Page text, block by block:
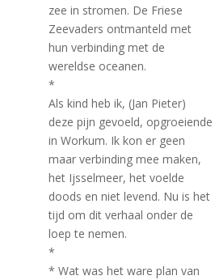
zee in stromen. De Friese
Zeevaders ontmanteld met
hun verbinding met de
wereldse oceanen.
*
Als kind heb ik, (Jan Pieter)
deze pijn gevoeld, opgroeiende
in Workum. Ik kon er geen
maar verbinding mee maken,
het Ijsselmeer, het voelde
doods en niet levend. Nu is het
tijd om dit verhaal onder de
loep te nemen.
*
* Wat was het ware plan van